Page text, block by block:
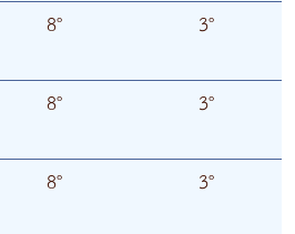
8° 3°
8° 3°
8° 3°